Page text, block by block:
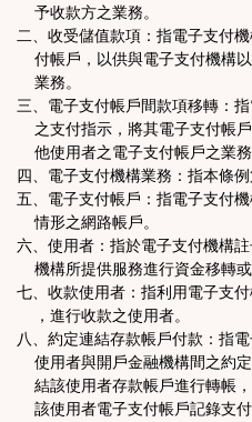
予收款方之業務。
二、收受儲值款項：指電子支付
付帳戶，以供與電子支付機構
業務。
三、電子支付帳戶間款項移轉：
之支付指示，將其電子支付帳
他使用者之電子支付帳戶之業務
四、電子支付機構業務：指本條例
五、電子支付帳戶：指電子支付
情形之網路帳戶。
六、使用者：指於電子支付機構
機構所提供服務進行資金移轉或
七、收款使用者：指利用電子支
，進行收款之使用者。
八、約定連結存款帳戶付款：指
使用者與開戶金融機構間之約
結該使用者存款帳戶進行轉帳
該使用者電子支付帳戶記錄支